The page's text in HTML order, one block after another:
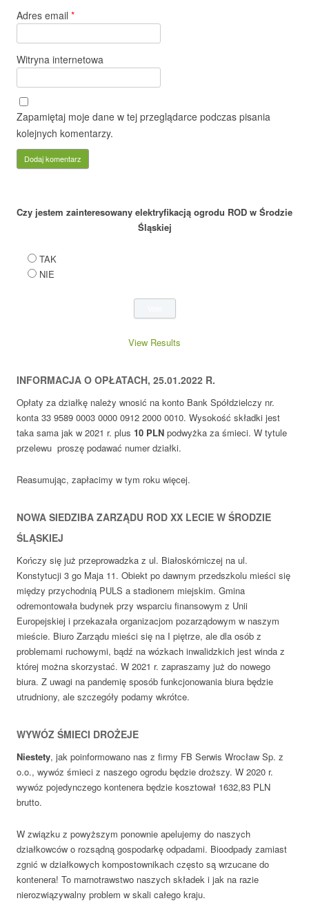
Adres email *
Witryna internetowa
Zapamiętaj moje dane w tej przeglądarce podczas pisania
kolejnych komentarzy.
Czy jestem zainteresowany elektryfikacją ogrodu ROD w Środzie
Śląskiej
TAK
NIE
View Results
INFORMACJA O OPŁATACH, 25.01.2022 R.
Opłaty za działkę należy wnosić na konto Bank Spółdzielczy nr.
konta 33 9589 0003 0000 0912 2000 0010. Wysokość składki jest
taka sama jak w 2021 r. plus 10 PLN podwyżka za śmieci. W tytule
przelewu proszę podawać numer działki.
Reasumując, zapłacimy w tym roku więcej.
NOWA SIEDZIBA ZARZĄDU ROD XX LECIE W ŚRODZIE
ŚLĄSKIEJ
Kończy się już przeprowadzka z ul. Białoskórniczej na ul.
Konstytucji 3 go Maja 11. Obiekt po dawnym przedszkolu mieści się
między przychodnią PULS a stadionem miejskim. Gmina
odremontowała budynek przy wsparciu finansowym z Unii
Europejskiej i przekazała organizacjom pozarządowym w naszym
mieście. Biuro Zarządu mieści się na I piętrze, ale dla osób z
problemami ruchowymi, bądź na wózkach inwalidzkich jest winda z
której można skorzystać. W 2021 r. zapraszamy już do nowego
biura. Z uwagi na pandemię sposób funkcjonowania biura będzie
utrudniony, ale szczegóły podamy wkrótce.
WYWÓZ ŚMIECI DROŻEJE
Niestety, jak poinformowano nas z firmy FB Serwis Wrocław Sp. z
o.o., wywóz śmieci z naszego ogrodu będzie droższy. W 2020 r.
wywóz pojedynczego kontenera będzie kosztował 1632,83 PLN
brutto.
W związku z powyższym ponownie apelujemy do naszych
działkowców o rozsądną gospodarkę odpadami. Bioodpady zamiast
zgnić w działkowych kompostownikach często są wrzucane do
kontenera! To marnotrawstwo naszych składek i jak na razie
nierozwiązywalny problem w skali całego kraju.